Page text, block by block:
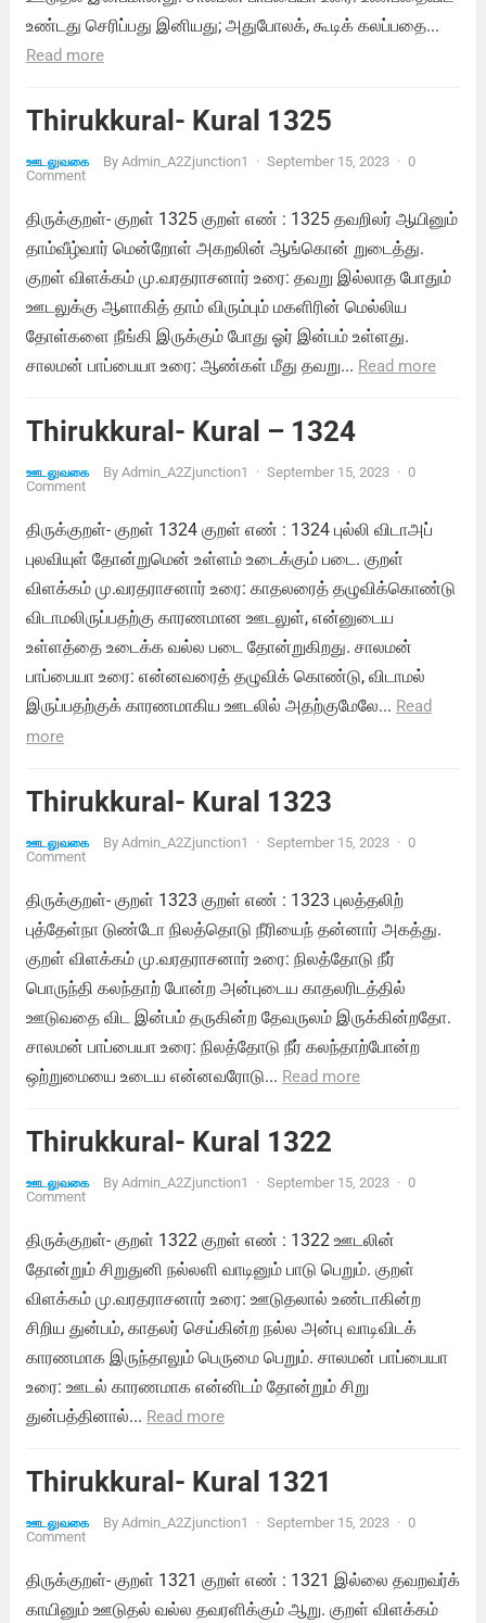
உண்டது செரிப்பது இனியது; அதுபோலக், கூடிக் கலப்பதை...
Read more
Thirukkural- Kural 1325
ஊடலுவகை By Admin_A2Zjunction1 · September 15, 2023 · 0
Comment
திருக்குறள்- குறள் 1325 குறள் எண் : 1325 தவறிலர் ஆயினும்
தாம்வீழ்வார் மென்றோள் அகறலின் ஆங்கொன் றுடைத்து.
குறள் விளக்கம் மு.வரதராசனார் உரை: தவறு இல்லாத போதும்
ஊடலுக்கு ஆளாகித் தாம் விரும்பும் மகளிரின் மெல்லிய
தோள்களை நீங்கி இருக்கும் போது ஓர் இன்பம் உள்ளது.
சாலமன் பாப்பையா உரை: ஆண்கள் மீது தவறு... Read more
Thirukkural- Kural – 1324
ஊடலுவகை By Admin_A2Zjunction1 · September 15, 2023 · 0
Comment
திருக்குறள்- குறள் 1324 குறள் எண் : 1324 புல்லி விடாஅப்
புலவியுள் தோன்றுமென் உள்ளம் உடைக்கும் படை. குறள்
விளக்கம் மு.வரதராசனார் உரை: காதலரைத் தழுவிக்கொண்டு
விடாமலிருப்பதற்கு காரணமான ஊடலுள், என்னுடைய
உள்ளத்தை உடைக்க வல்ல படை தோன்றுகிறது. சாலமன்
பாப்பையா உரை: என்னவரைத் தழுவிக் கொண்டு, விடாமல்
இருப்பதற்குக் காரணமாகிய ஊடலில் அதற்குமேலே... Read
more
Thirukkural- Kural 1323
ஊடலுவகை By Admin_A2Zjunction1 · September 15, 2023 · 0
Comment
திருக்குறள்- குறள் 1323 குறள் எண் : 1323 புலத்தலிற்
புத்தேள்நா டுண்டோ நிலத்தொடு நீரியைந் தன்னார் அகத்து.
குறள் விளக்கம் மு.வரதராசனார் உரை: நிலத்தோடு நீர்
பொருந்தி கலந்தாற் போன்ற அன்புடைய காதலரிடத்தில்
ஊடுவதை விட இன்பம் தருகின்ற தேவருலம் இருக்கின்றதோ.
சாலமன் பாப்பையா உரை: நிலத்தோடு நீர் கலந்தாற்போன்ற
ஒற்றுமையை உடைய என்னவரோடு... Read more
Thirukkural- Kural 1322
ஊடலுவகை By Admin_A2Zjunction1 · September 15, 2023 · 0
Comment
திருக்குறள்- குறள் 1322 குறள் எண் : 1322 ஊடலின்
தோன்றும் சிறுதுனி நல்லளி வாடினும் பாடு பெறும். குறள்
விளக்கம் மு.வரதராசனார் உரை: ஊடுதலால் உண்டாகின்ற
சிறிய துன்பம், காதலர் செய்கின்ற நல்ல அன்பு வாடிவிடக்
காரணமாக இருந்தாலும் பெருமை பெறும். சாலமன் பாப்பையா
உரை: ஊடல் காரணமாக என்னிடம் தோன்றும் சிறு
துன்பத்தினால்... Read more
Thirukkural- Kural 1321
ஊடலுவகை By Admin_A2Zjunction1 · September 15, 2023 · 0
Comment
திருக்குறள்- குறள் 1321 குறள் எண் : 1321 இல்லை தவறவர்க்
காயினும் ஊடுதல் வல்ல தவரளிக்கும் ஆறு. குறள் விளக்கம்